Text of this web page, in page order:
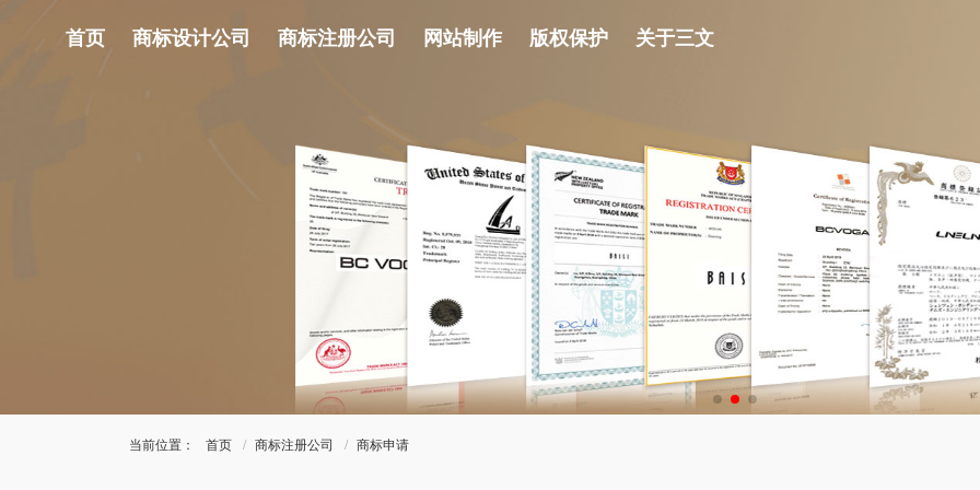
首页 商标设计公司 商标注册公司 网站制作 版权保护 关于三文
当前位置： 首页 商标注册公司 商标申请